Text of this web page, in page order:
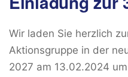
Wir laden Sie herzlich
Aktionsgruppe in der
2027 am 13.02.2024